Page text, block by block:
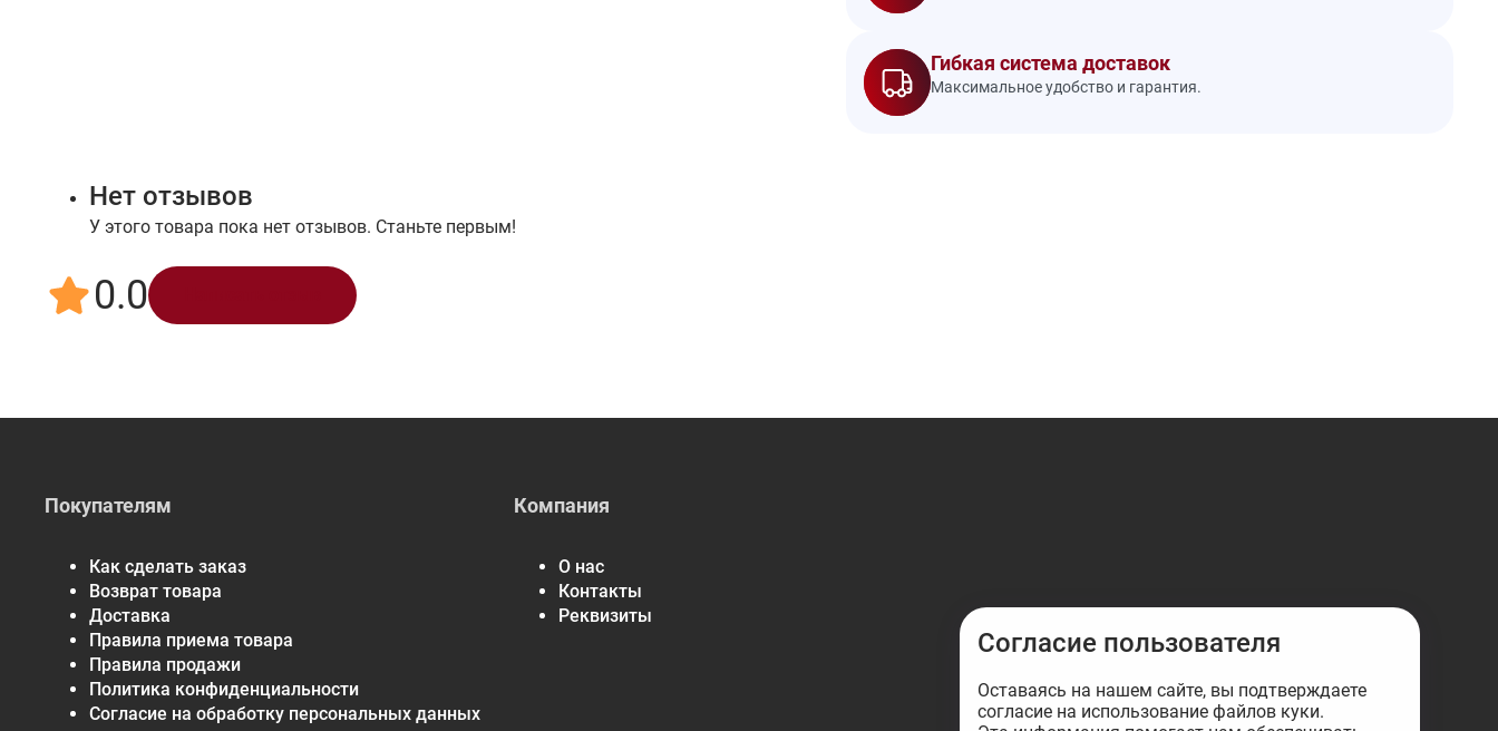
Гибкая система доставок
Максимальное удобство и гарантия.
Нет отзывов
У этого товара пока нет отзывов. Станьте первым!
0.0
Покупателям
Как сделать заказ
Возврат товара
Доставка
Правила приема товара
Правила продажи
Политика конфиденциальности
Согласие на обработку персональных данных
Компания
О нас
Контакты
Реквизиты
Согласие пользователя
Оставаясь на нашем сайте, вы подтверждаете
согласие на использование файлов куки.